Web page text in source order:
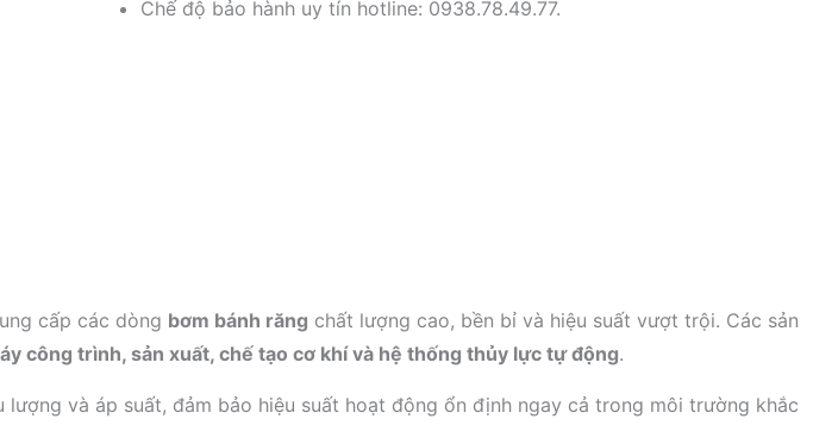
Chế độ bảo hành uy tín hotline: 0938.78.49.77.
cấp các dòng bơm bánh răng chất lượng cao, bền bỉ và hiệu suất vượt trội. Các sản
công trình, sản xuất, chế tạo cơ khí và hệ thống thủy lực tự động.
lượng và áp suất, đảm bảo hiệu suất hoạt động ổn định ngay cả trong môi trường khắc